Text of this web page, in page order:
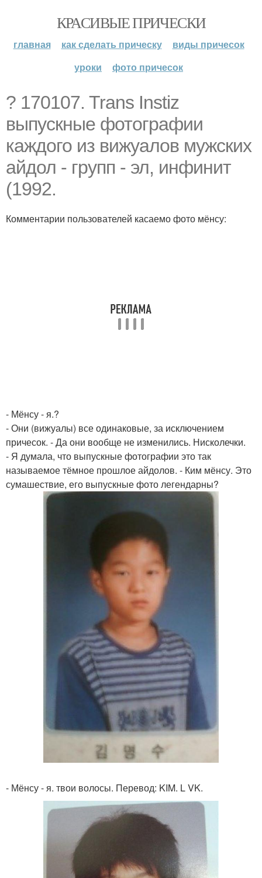
КРАСИВЫЕ ПРИЧЕСКИ
главная как сделать прическу
виды причесок
уроки
фото причесок
? 170107. Trans Instiz
выпускные фотографии
каждого из вижуалов мужских
айдол - групп - эл, инфинит
(1992.
Комментарии пользователей касаемо фото мёнсу:
- Мёнсу - я.?
- Они (вижуалы) все одинаковые, за исключением
причесок. - Да они вообще не изменились. Нисколечки.
- Я думала, что выпускные фотографии это так
называемое тёмное прошлое айдолов. - Ким мёнсу. Это
сумашествие, его выпускные фото легендарны?
- Мёнсу - я. твои волосы. Перевод: KIM. L VK.